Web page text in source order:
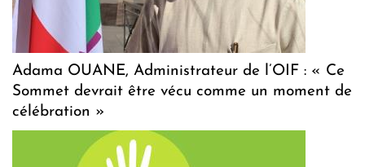
Adama OUANE, Administrateur de l’OIF : « Ce
Sommet devrait être vécu comme un moment de
célébration »